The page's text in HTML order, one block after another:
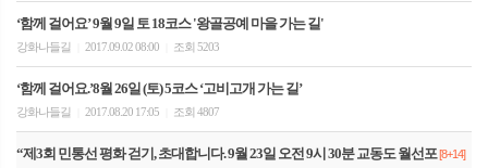
‘함께 걸어요’ 9월 9일 토 18코스 '왕골공예 마을 가는 길'
강화나들길 2017.09.02 08:00 조회 5203
‘함께 걸어요.’8월 26일 (토) 5코스 ‘고비고개 가는 길’
강화나들길 2017.08.20 17:05 조회 4807
“제3회 민통선 평화 걷기, 초대합니다. 9월 23일 오전 9시 30분 교동도 월선포[8+14]